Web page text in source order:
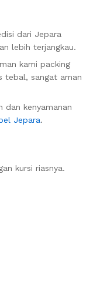
dari Jepara
lebih terjangkau.
kami packing
tebal, sangat aman
dan kenyamanan
Jepara.
kursi riasnya.